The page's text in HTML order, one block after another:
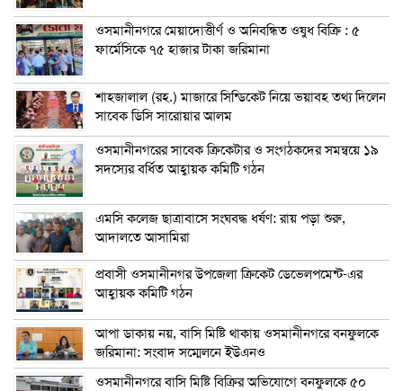
ওসমানীনগরে মেয়াদোত্তীর্ণ ও অনিবন্ধিত ওষুধ বিক্রি : ৫
ফার্মেসিকে ৭৫ হাজার টাকা জরিমানা
শাহজালাল (রহ.) মাজারে সিন্ডিকেট নিয়ে ভয়াবহ তথ্য দিলেন
সাবেক ডিসি সারোয়ার আলম
ওসমানীনগরের সাবেক ক্রিকেটার ও সংগঠকদের সমন্বয়ে ১৯
সদস্যের বর্ধিত আহ্বায়ক কমিটি গঠন
এম‌সি কলেজ ছাত্রাবাসে সংঘবদ্ধ ধর্ষণ: রায় পড়া শুরু,
আদালতে আসামিরা
প্রবাসী ওসমানীনগর উপজেলা ক্রিকেট ডেভেলপমেন্ট-এর
আহ্বায়ক কমিটি গঠন
আপা ডাকায় নয়, বাসি মিষ্টি থাকায় ওসমানীনগরে বনফুলকে
জরিমানা: সংবাদ সম্মেলনে ইউএনও
ওসমানীনগরে বাসি মিষ্টি বিক্রির অভিযোগে বনফুলকে ৫০